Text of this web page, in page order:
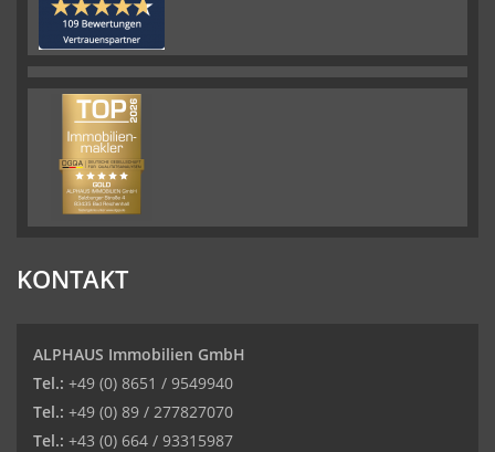
KONTAKT
ALPHAUS Immobilien GmbH
Tel.: +49 (0) 8651 / 9549940
Tel.: +49 (0) 89 / 277827070
Tel.: +43 (0) 664 / 93315987